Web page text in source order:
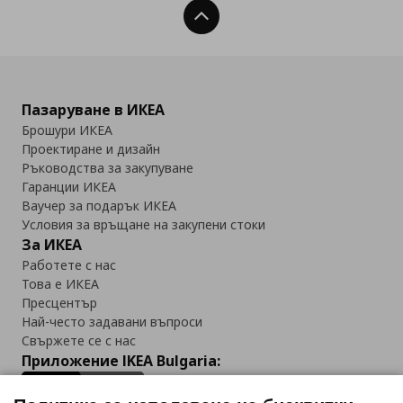
Нагоре
Пазаруване в ИКЕА
Брошури ИКЕА
Проектиране и дизайн
Ръководства за закупуване
Гаранции ИКЕА
Ваучер за подарък ИКЕА
Условия за връщане на закупени стоки
За ИКЕА
Работете с нас
Това е ИКЕА
Пресцентър
Най-често задавани въпроси
Свържете се с нас
Приложение IKEA Bulgaria: